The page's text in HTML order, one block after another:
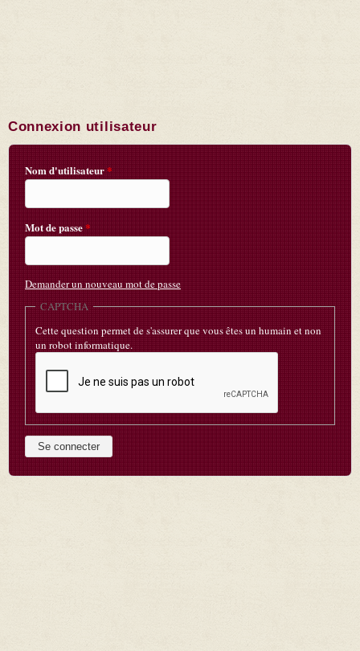
Connexion utilisateur
Nom d'utilisateur*
Mot de passe*
Demander un nouveau mot de passe
CAPTCHA
Cette question permet de s'assurer que vous êtes un humain et non
un robot informatique.